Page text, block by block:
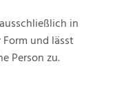
in
und lässt
Person zu.